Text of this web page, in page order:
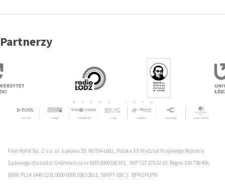
Partnerzy
Film Hotel Sp. Z o.o. ul. Łąkowa 29, 90-554 Łódź, Polska XX Wydział Krajowego Rejestru
Sądowego dla Łodzi-Śródmieścia nr KRS 0000336343, NIP 727 275 02 10, Regon 100 738 406,
IBAN: PL14 1440 1231 0000 0000 1063 2811, SWIFT (BIC): BPKOPLPW